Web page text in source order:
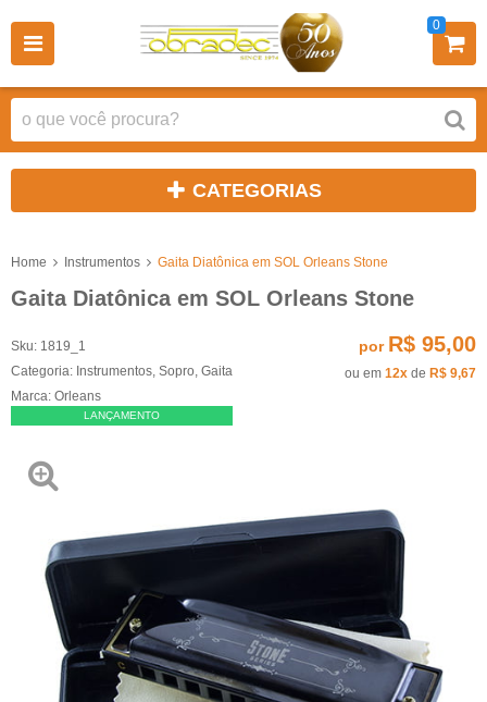
0
CATEGORIAS
Home Instrumentos Gaita Diatônica em SOL Orleans Stone
Gaita Diatônica em SOL Orleans Stone
Sku: 1819_1
Categoria: Instrumentos Sopro Gaita
Marca: Orleans
LANÇAMENTO
por R$ 95,00
ou em 12x de R$ 9,67